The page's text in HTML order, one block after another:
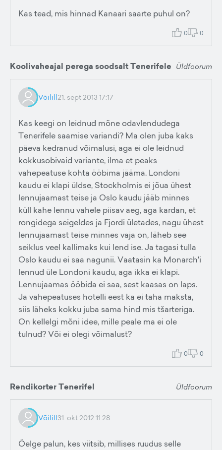
Kas tead, mis hinnad Kanaari saarte puhul on?
0 0
Koolivaheajal perega soodsalt Tenerifele Üldfoorum
Võilill21. sept 2013 17:17
Kas keegi on leidnud mõne odavlendudega
Tenerifele saamise variandi? Ma olen juba kaks
päeva kedranud võimalusi, aga ei ole leidnud
kokkusobivaid variante, ilma et peaks
vahepeatuse kohta ööbima jääma. Londoni
kaudu ei klapi üldse, Stockholmis ei jõua ühest
lennujaamast teise ja Oslo kaudu jääb minnes
küll kahe lennu vahele piisav aeg, aga kardan, et
rongidega seigeldes ja Fjordi ületades, nagu ühest
lennujaamast teise minnes vaja on, läheb see
seiklus veel kallimaks kui lend ise. Ja tagasi tulla
Oslo kaudu ei saa nagunii. Vaatasin ka Monarch'i
lennud üle Londoni kaudu, aga ikka ei klapi.
Lennujaamas ööbida ei saa, sest kaasas on laps.
Ja vahepeatuses hotelli eest ka ei taha maksta,
siis läheks kokku juba sama hind mis tšarteriga.
On kellelgi mõni idee, mille peale ma ei ole
tulnud? Või ei olegi võimalust?
0 0
Rendikorter Tenerifel Üldfoorum
Võilill31. okt 2012 11:28
Öelge palun, kes viitsib, millises ruudus selle